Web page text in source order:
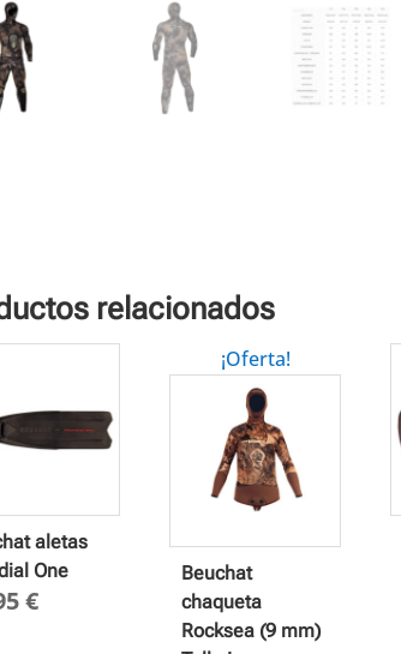
relacionados
aletas
One
€
¡Oferta!
Beuchat
chaqueta
Rocksea (9 mm)